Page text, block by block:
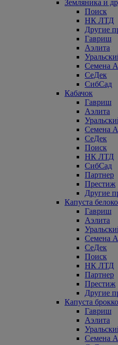
Земляника и
Поиск
НК ЛТД
Другие
Гавриш
Аэлита
Семена
СеДек
СибСад
Кабачок
Гавриш
Аэлита
Семена
СеДек
Поиск
НК ЛТД
СибСад
Партнер
Престиж
Другие
Капуста
Гавриш
Аэлита
Семена
СеДек
Поиск
НК ЛТД
Партнер
Престиж
Другие
Капуста
Гавриш
Аэлита
Семена